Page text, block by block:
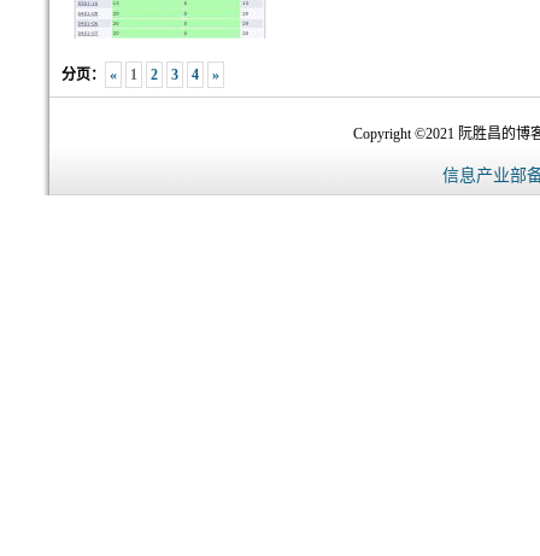
分页： « 1 2 3 4 »
Copyright ©2021 阮胜昌的博
信息产业部